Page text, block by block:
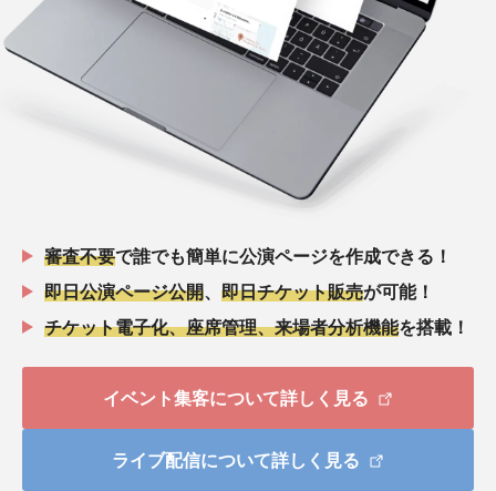
審査不要で誰でも簡単に公演ページを作成できる！
即日公演ページ公開
即日チケット販売が可能！
チケット電子化、座席管理、来場者分析機能を搭載！
イベント集客について詳しく見る
ライブ配信について詳しく見る